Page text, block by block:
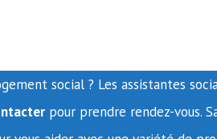
social ? Les assistantes
pour prendre rendez-vous.